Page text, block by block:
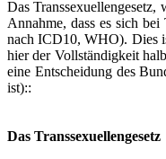
Das
Annahme, dass es sich
nach ICD10, WHO). Dies
hier der Vollständigkeit
eine Entscheidung des
ist)::
Das Transsexuellengesetz